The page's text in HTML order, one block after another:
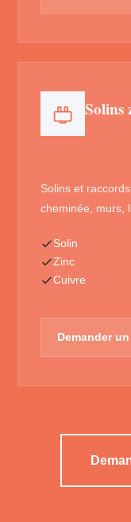
Solins
Solins et
cheminée, murs,
Solin
Zinc
Cuivre
Demander